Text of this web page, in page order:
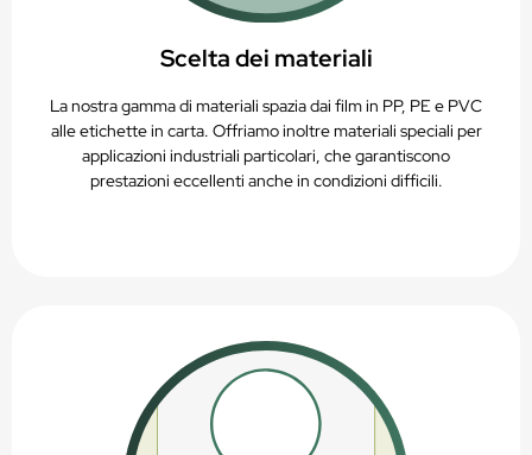
Scelta dei materiali
La nostra gamma di materiali spazia dai film in PP, PE e PVC
alle etichette in carta. Offriamo inoltre materiali speciali per
applicazioni industriali particolari, che garantiscono
prestazioni eccellenti anche in condizioni difficili.